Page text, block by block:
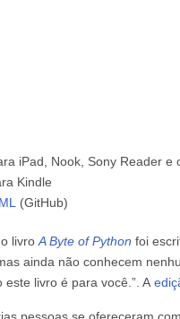
iPad, Nook, Sony Reader e
Kindle
(GitHub)
livro A Byte of Python foi
ainda não conhecem
livro é para você.”. A